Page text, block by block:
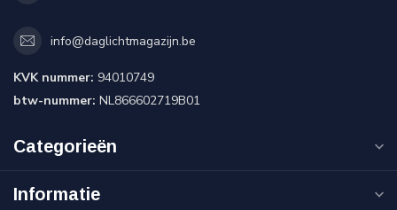
info@daglichtmagazijn.be
KVK nummer: 94010749
btw-nummer: NL866602719B01
Categorieën
Informatie